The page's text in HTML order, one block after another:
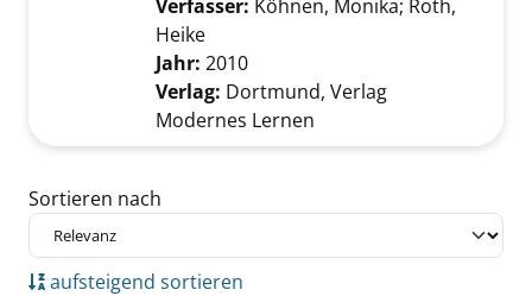
Verfasser: Köhnen, Monika; Roth,
Heike
Jahr: 2010
Verlag: Dortmund, Verlag
Modernes Lernen
Zu den Suchfiltern springen
Sortieren nach
aufsteigend sortieren